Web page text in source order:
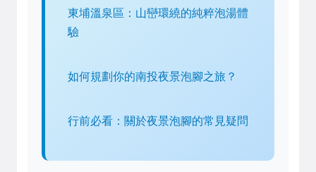
東埔溫泉區：山巒環繞的純粹泡湯體
驗
如何規劃你的南投夜景泡腳之旅？
行前必看：關於夜景泡腳的常見疑問